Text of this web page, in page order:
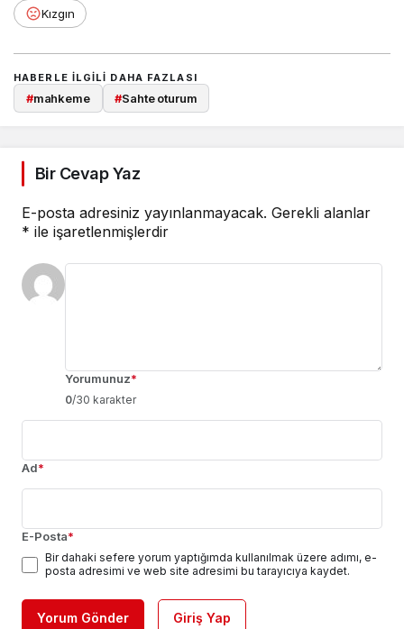
Kızgın
HABERLE ILGILI DAHA FAZLASI
#mahkeme #Sahte oturum
Bir Cevap Yaz
E-posta adresiniz yayınlanmayacak. Gerekli alanlar
* ile işaretlenmişlerdir
Yorumunuz*
0/30 karakter
Ad*
E-Posta*
Bir dahaki sefere yorum yaptığımda kullanılmak üzere adımı, e-
posta adresimi ve web site adresimi bu tarayıcıya kaydet.
Yorum Gönder Giriş Yap